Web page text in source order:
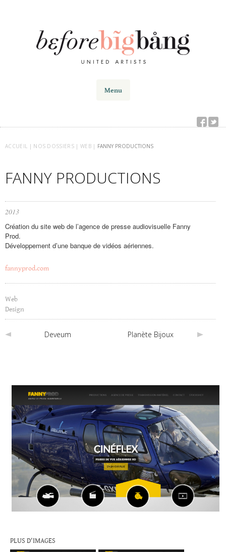
Menu
ACCUEIL | NOS DOSSIERS |WEB | FANNY PRODUCTIONS
FANNY PRODUCTIONS
2013
Création du site web de l’agence de presse audiovisuelle Fanny
Prod.
Développement d’une banque de vidéos aériennes.
fannyprod.com
Web
Design
Deveum Planète Bijoux
PLUS D'IMAGES